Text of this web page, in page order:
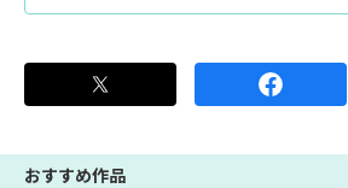
おすすめ作品